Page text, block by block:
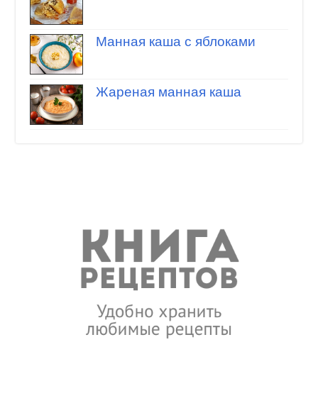
Манная каша с яблоками
Жареная манная каша